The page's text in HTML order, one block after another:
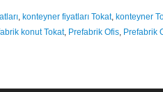
, konteyner fiyatları Tokat, konteyner
konut Tokat, Prefabrik Ofis, Prefabrik